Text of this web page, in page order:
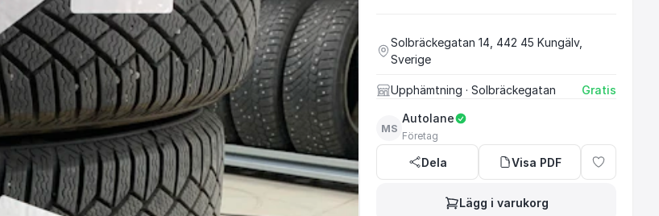
Solbräckegatan 14, 442 45 Kungälv,
Sverige
Upphämtning · Solbräckegatan Gratis
MS
Autolane
Företag
Dela Visa PDF
Lägg i varukorg